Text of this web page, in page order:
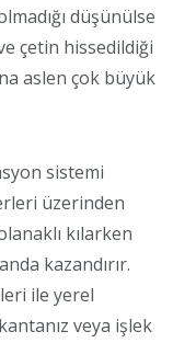
düşünülse
çetin hissedildiği
aslen çok büyük
sistemi
üzerinden
kılarken
kazandırır.
ile yerel
veya işlek